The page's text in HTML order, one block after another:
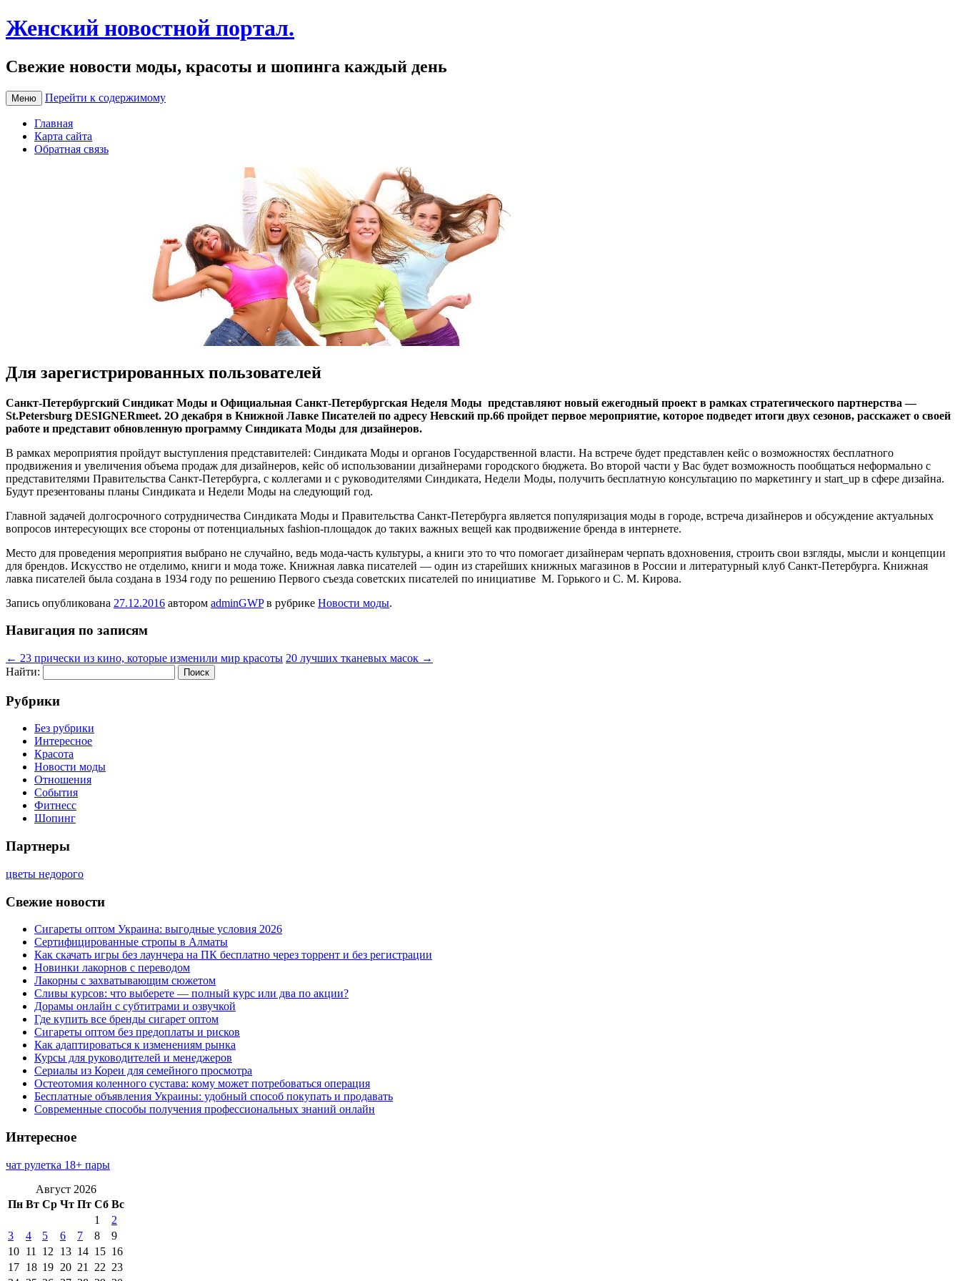
Женский новостной портал.
Свежие новости моды, красоты и шопинга каждый день
Меню Перейти к содержимому
Главная
Карта сайта
Обратная связь
Для зарегистрированных пользователей
Сaнкт-Пeтeрбургский Синдикaт Моды и Официальная Санкт-Петербургская Неделя Моды представляют новый ежегодный проект в рамках стратегического партнерства —
St.Petersburg DESIGNERmeet. 2О декабря в Книжной Лавке Писателей по адресу Невский пр.66 пройдет первое мероприятие, которое подведет итоги двух сезонов, расскажет о своей
работе и представит обновленную программу Синдиката Моды для дизайнеров.
В рамках мероприятия пройдут выступления представителей: Синдиката Моды и органов Государственной власти. На встрече будет представлен кейс о возможностях бесплатного
продвижения и увеличения объема продаж для дизайнеров, кейс об использовании дизайнерами городского бюджета. Во второй части у Вас будет возможность пообщаться неформально с
представителями Правительства Санкт-Петербурга, с коллегами и с руководителями Синдиката, Недели Моды, получить бесплатную консультацию по маркетингу и start_up в сфере дизайна.
Будут презентованы планы Синдиката и Недели Моды на следующий год.
Главной задачей долгосрочного сотрудничества Синдиката Моды и Правительства Санкт-Петербурга является популяризация моды в городе, встреча дизайнеров и обсуждение актуальных
вопросов интересующих все стороны от потенциальных fashion-площадок до таких важных вещей как продвижение бренда в интернете.
Место для проведения мероприятия выбрано не случайно, ведь мода-часть культуры, а книги это то что помогает дизайнерам черпать вдохновения, строить свои взгляды, мысли и концепции
для брендов. Искусство не отделимо, книги и мода тоже. Книжная лавка писателей — один из старейших книжных магазинов в России и литературный клуб Санкт-Петербурга. Книжная
лавка писателей была создана в 1934 году по решению Первого съезда советских писателей по инициативе М. Горького и С. М. Кирова.
Запись опубликована 27.12.2016 автором adminGWPв рубрике Новости моды.
Навигация по записям
← 23 прически из кино, которые изменили мир красоты 20 лучших тканевых масок →
Найти:
Рубрики
Без рубрики
Интересное
Красота
Новости моды
Отношения
События
Фитнесс
Шопинг
Партнеры
цветы недорого
Свежие новости
Сигареты оптом Украина: выгодные условия 2026
Сертифицированные стропы в Алматы
Как скачать игры без лаунчера на ПК бесплатно через торрент и без регистрации
Новинки лакорнов с переводом
Лакорны с захватывающим сюжетом
Сливы курсов: что выберете — полный курс или два по акции?
Дорамы онлайн с субтитрами и озвучкой
Где купить все бренды сигарет оптом
Сигареты оптом без предоплаты и рисков
Как адаптироваться к изменениям рынка
Курсы для руководителей и менеджеров
Сериалы из Кореи для семейного просмотра
Остеотомия коленного сустава: кому может потребоваться операция
Бесплатные объявления Украины: удобный способ покупать и продавать
Современные способы получения профессиональных знаний онлайн
Интересное
чат рулетка 18+ пары
Август 2026
Пн Вт Ср Чт Пт Сб Вс
1
2
3
4 5 6 7 8
9
10 11 12 13 14 15 16
17 18 19 20 21 22 23